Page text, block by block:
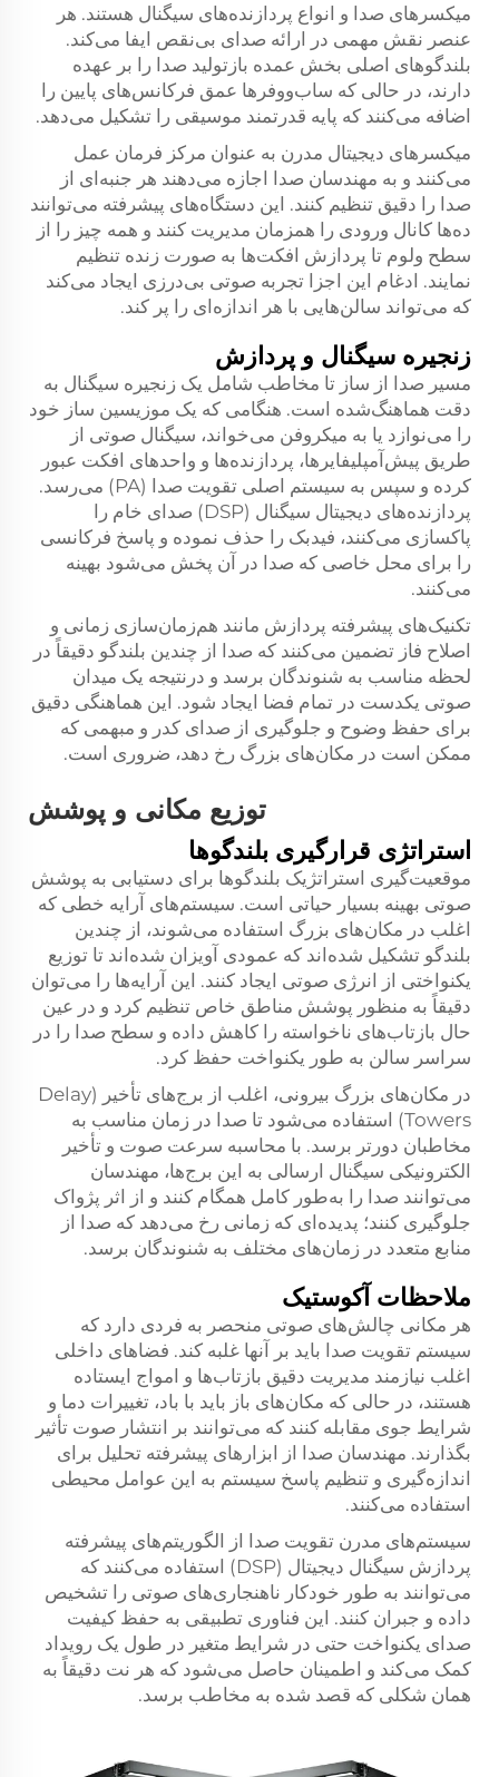
میکسرهای صدا و انواع پردازنده‌های سیگنال هستند. هر
عنصر نقش مهمی در ارائه صدای بی‌نقص ایفا می‌کند.
بلندگوهای اصلی بخش عمده بازتولید صدا را بر عهده
دارند، در حالی که ساب‌ووفرها عمق فرکانس‌های پایین را
اضافه می‌کنند که پایه قدرتمند موسیقی را تشکیل می‌دهد.
میکسرهای دیجیتال مدرن به عنوان مرکز فرمان عمل
می‌کنند و به مهندسان صدا اجازه می‌دهند هر جنبه‌ای از
صدا را دقیق تنظیم کنند. این دستگاه‌های پیشرفته می‌توانند
ده‌ها کانال ورودی را همزمان مدیریت کنند و همه چیز را از
سطح ولوم تا پردازش افکت‌ها به صورت زنده تنظیم
نمایند. ادغام این اجزا تجربه صوتی بی‌درزی ایجاد می‌کند
که می‌تواند سالن‌هایی با هر اندازه‌ای را پر کند.
زنجیره سیگنال و پردازش
مسیر صدا از ساز تا مخاطب شامل یک زنجیره سیگنال به
دقت هماهنگ‌شده است. هنگامی که یک موزیسین ساز خود
را می‌نوازد یا به میکروفن می‌خواند، سیگنال صوتی از
طریق پیش‌آمپلیفایرها، پردازنده‌ها و واحدهای افکت عبور
کرده و سپس به سیستم اصلی تقویت صدا (PA) می‌رسد.
پردازنده‌های دیجیتال سیگنال (DSP) صدای خام را
پاکسازی می‌کنند، فیدبک را حذف نموده و پاسخ فرکانسی
را برای محل خاصی که صدا در آن پخش می‌شود بهینه
می‌کنند.
تکنیک‌های پیشرفته پردازش مانند هم‌زمان‌سازی زمانی و
اصلاح فاز تضمین می‌کنند که صدا از چندین بلندگو دقیقاً در
لحظه مناسب به شنوندگان برسد و درنتیجه یک میدان
صوتی یکدست در تمام فضا ایجاد شود. این هماهنگی دقیق
برای حفظ وضوح و جلوگیری از صدای کدر و مبهمی که
ممکن است در مکان‌های بزرگ رخ دهد، ضروری است.
توزیع مکانی و پوشش
استراتژی قرارگیری بلندگوها
موقعیت‌گیری استراتژیک بلندگوها برای دستیابی به پوشش
صوتی بهینه بسیار حیاتی است. سیستم‌های آرایه خطی که
اغلب در مکان‌های بزرگ استفاده می‌شوند، از چندین
بلندگو تشکیل شده‌اند که عمودی آویزان شده‌اند تا توزیع
یکنواختی از انرژی صوتی ایجاد کنند. این آرایه‌ها را می‌توان
دقیقاً به منظور پوشش مناطق خاص تنظیم کرد و در عین
حال بازتاب‌های ناخواسته را کاهش داده و سطح صدا را در
سراسر سالن به طور یکنواخت حفظ کرد.
در مکان‌های بزرگ بیرونی، اغلب از برج‌های تأخیر (Delay
Towers) استفاده می‌شود تا صدا در زمان مناسب به
مخاطبان دورتر برسد. با محاسبه سرعت صوت و تأخیر
الکترونیکی سیگنال ارسالی به این برج‌ها، مهندسان
می‌توانند صدا را به‌طور کامل همگام کنند و از اثر پژواک
جلوگیری کنند؛ پدیده‌ای که زمانی رخ می‌دهد که صدا از
منابع متعدد در زمان‌های مختلف به شنوندگان برسد.
ملاحظات آکوستیک
هر مکانی چالش‌های صوتی منحصر به فردی دارد که
سیستم تقویت صدا باید بر آنها غلبه کند. فضاهای داخلی
اغلب نیازمند مدیریت دقیق بازتاب‌ها و امواج ایستاده
هستند، در حالی که مکان‌های باز باید با باد، تغییرات دما و
شرایط جوی مقابله کنند که می‌توانند بر انتشار صوت تأثیر
بگذارند. مهندسان صدا از ابزارهای پیشرفته تحلیل برای
اندازه‌گیری و تنظیم پاسخ سیستم به این عوامل محیطی
استفاده می‌کنند.
سیستم‌های مدرن تقویت صدا از الگوریتم‌های پیشرفته
پردازش سیگنال دیجیتال (DSP) استفاده می‌کنند که
می‌توانند به طور خودکار ناهنجاری‌های صوتی را تشخیص
داده و جبران کنند. این فناوری تطبیقی به حفظ کیفیت
صدای یکنواخت حتی در شرایط متغیر در طول یک رویداد
کمک می‌کند و اطمینان حاصل می‌شود که هر نت دقیقاً به
همان شکلی که قصد شده به مخاطب برسد.